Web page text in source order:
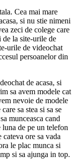
Cea mai mare
si nu stie nimeni
zeci de colege care
de la site-urile de
urile de videochat
persoanelor din
de acasa, si
sa avem modele cat
nevoie de modele
sa stea si sa se
munceasca cand
de pe un telefon
ore sa vada
le plac munca si
si sa ajunga in top.